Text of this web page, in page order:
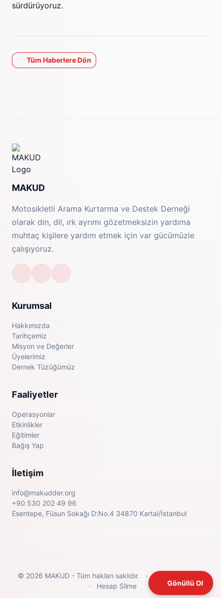
sürdürüyoruz.
Tüm Haberlere Dön
MAKUD
Motosikletli Arama Kurtarma ve Destek Derneği
olarak din, dil, ırk ayrımı gözetmeksizin yardıma
muhtaç kişilere yardım etmek için var gücümüzle
çalışıyoruz.
Kurumsal
Hakkımızda
Tarihçemiz
Misyon ve Değerler
Üyelerimiz
Dernek Tüzüğümüz
Faaliyetler
Operasyonlar
Etkinlikler
Eğitimler
Bağış Yap
İletişim
info@makudder.org
+90 530 202 49 96
Esentepe, Füsun Sokağı D:No.4 34870 Kartal/İstanbul
© 2026 MAKUD - Tüm hakları saklıdır. · Gizlilik Politikası
·
Hesap Silme Gönüllü Ol